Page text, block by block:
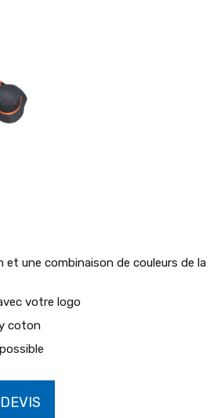
et une combinaison de couleurs de la
votre logo
coton